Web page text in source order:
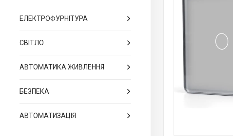
ЕЛЕКТРОФУРНІТУРА
СВІТЛО
АВТОМАТИКА ЖИВЛЕННЯ
БЕЗПЕКА
АВТОМАТИЗАЦІЯ